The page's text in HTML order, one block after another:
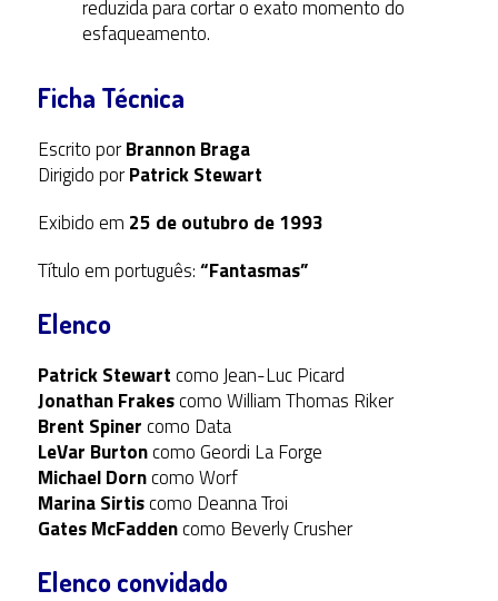
reduzida para cortar o exato momento do
esfaqueamento.
Ficha Técnica
Escrito porBrannon Braga
Dirigido porPatrick Stewart
Exibido em 25 de outubro de 1993
Título em português:“Fantasmas”
Elenco
Patrick Stewartcomo Jean-Luc Picard
Jonathan Frakescomo William Thomas Riker
Brent Spinercomo Data
LeVar Burtoncomo Geordi La Forge
Michael Dorncomo Worf
Marina Sirtiscomo Deanna Troi
Gates McFaddencomo Beverly Crusher
Elenco convidado